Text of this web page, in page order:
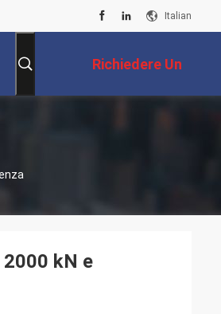
Italian
Richiedere Un
Preventivo
kN e